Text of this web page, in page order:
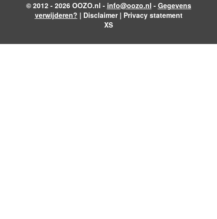
© 2012 - 2026 OOZO.nl - info@oozo.nl - Gegevens
verwijderen? | Disclaimer| Privacy statement
XS